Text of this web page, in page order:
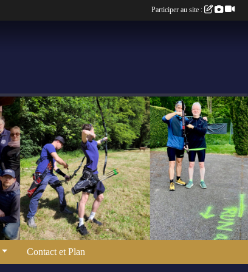
Contact et Plan
Participer au site :